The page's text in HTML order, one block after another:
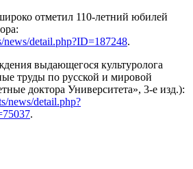
отметил 110-летний юбилей
detail.php?ID=187248.
выдающегося культуролога
труды по русской и мировой
доктора Университета», 3-е изд.):
news/detail.php?
.